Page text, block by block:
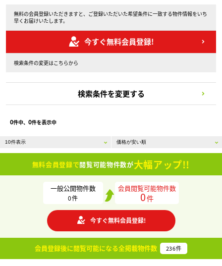
無料の会員登録いただきますと、ご登録いただいた希望条件に一致する物件情報をいち
早くお届けいたします。
今すぐ無料会員登録!
検索条件の変更はこちらから
検索条件を変更する
0件中、 0件を表示中
無料会員登録で閲覧可能物件数が大幅アップ!!
一般公開物件数
0件
会員閲覧可能物件数
0件
今すぐ無料会員登録!
会員登録後に閲覧可能になる全掲載物件数 236件